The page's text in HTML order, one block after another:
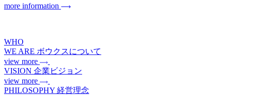
more information
WHO
WE ARE ボウクスについて
view more
VISION 企業ビジョン
view more
PHILOSOPHY 経営理念